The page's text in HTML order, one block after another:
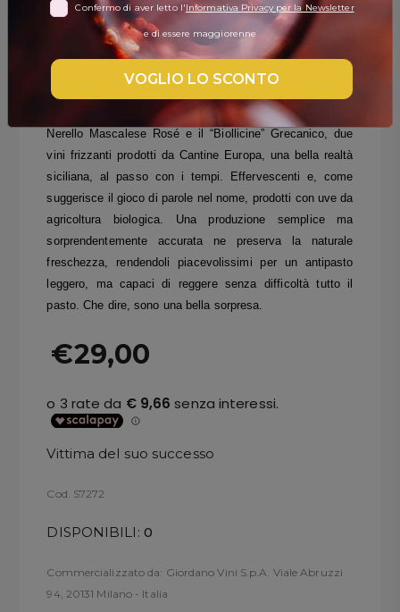
DISPENSA
TUTTO A
Accedi
Card
Preferiti
Blog
Se pensi che la Sicilia sia fatta solo di vini rossi e fermi,
beh, qui c’è qualcosa che ti lascerà davvero senza parole.
Ecco due piccole perle del Mediterraneo, che in termini di
finezza e piacevolezza sanno il fatto loro: il “Biollicine”
Nerello Mascalese Rosé e il “Biollicine” Grecanico, due
vini frizzanti prodotti da Cantine Europa, una bella realtà
siciliana, al passo con i tempi. Effervescenti e, come
suggerisce il gioco di parole nel nome, prodotti con uve da
agricoltura biologica. Una produzione semplice ma
sorprendentemente accurata ne preserva la naturale
freschezza, rendendoli piacevolissimi per un antipasto
leggero, ma capaci di reggere senza difficoltà tutto il
pasto. Che dire, sono una bella sorpresa.
€29,00
Vittima del suo successo
Cod. S7272
DISPONIBILI: 0
Commercializzato da: Giordano Vini S.p.A. Viale Abruzzi
94, 20131 Milano - Italia
Confermo di aver letto l'Informativa Privacy per la Newsletter
e di essere maggiorenne
VOGLIO LO SCONTO